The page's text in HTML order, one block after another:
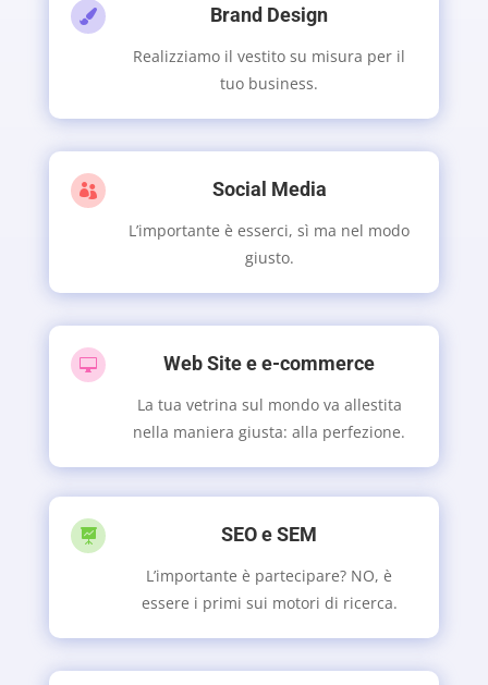
 Brand Design
Realizziamo il vestito su misura per il
tuo business.
 Social Media
L’importante è esserci, sì ma nel modo
giusto.
 Web Site e e-commerce
La tua vetrina sul mondo va allestita
nella maniera giusta: alla perfezione.
 SEO e SEM
L’importante è partecipare? NO, è
essere i primi sui motori di ricerca.